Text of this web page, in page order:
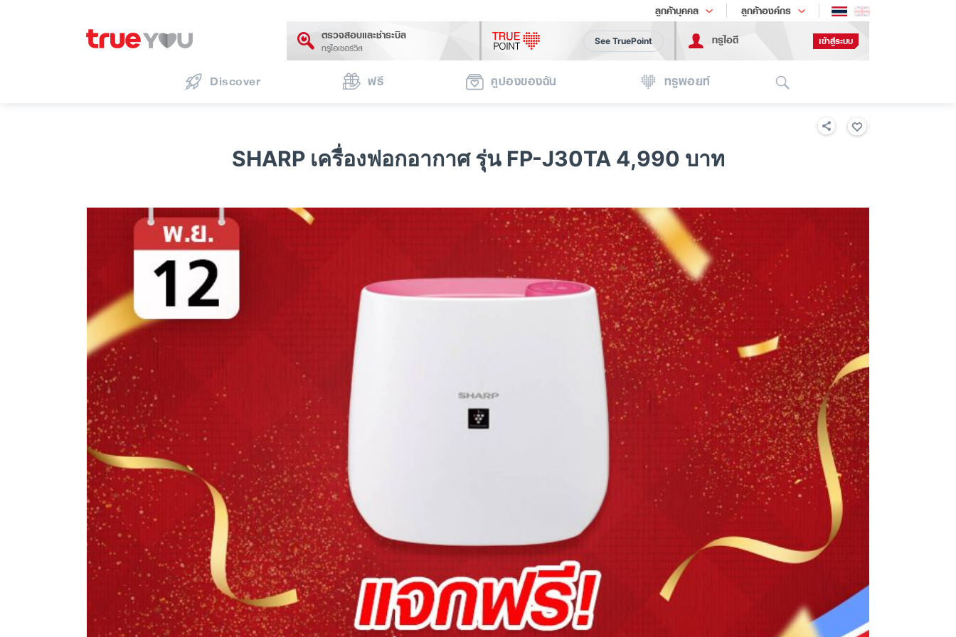
ลูกค้าบุคคล ลูกค้าองค์กร
เทรนด์เทคโนโลยี
ตรวจสอบและชำระบิล
ทรูไอเซอร์วิส
See TruePoint ทรูไอดี เข้าสู่ระบบ
Discover ฟรี คูปองของฉัน ทรูพอยท์
SHARP เครื่องฟอกอากาศ รุ่น FP-J30TA 4,990 บาท